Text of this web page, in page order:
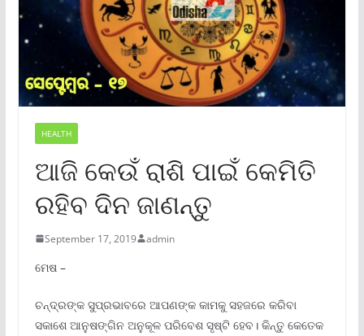
HEALTH
ଆଜି କେଉଁ ରାଶି ପାଇଁ କେମିତି
ରହିବ ଦିନ ଜାଣନ୍ତୁ
September 17, 2019 admin
ମେଷ –
ଚନ୍ଦ୍ରଙ୍କ ସୁପ୍ରଭାବରେ ଆପଣଙ୍କ କାମକୁ ସହଜରେ କରିବା
ସକାଶେ ଆନୁଷଙ୍ଗିନ ଅନୁକୂଳ ପରିବେଶ ସୃଷ୍ଟି ହେବ। କିନ୍ତୁ କେତେକ